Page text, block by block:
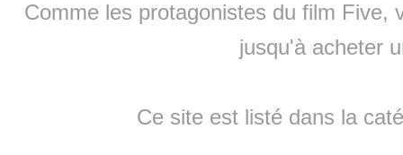
Comme les protagonistes du film Five,
jusqu'à acheter
Ce site est listé dans la